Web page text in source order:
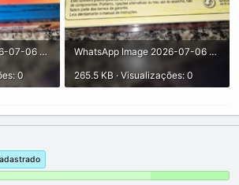
WhatsApp Image 2026-07-06 at 16.55.15 (1).jpeg
0
WhatsApp Image 2026-07-06 at 16.55.15 (2).jpeg
265.5 KB · Visualizações: 0